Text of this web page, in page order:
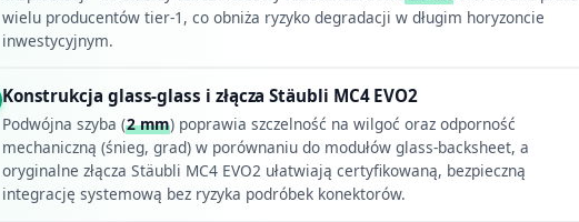
wielu producentów tier-1, co obniża ryzyko degradacji w długim horyzoncie
inwestycyjnym.
Konstrukcja glass-glass i złącza Stäubli MC4 EVO2
Podwójna szyba (2 mm) poprawia szczelność na wilgoć oraz odporność
mechaniczną (śnieg, grad) w porównaniu do modułów glass-backsheet, a
oryginalne złącza Stäubli MC4 EVO2 ułatwiają certyfikowaną, bezpieczną
integrację systemową bez ryzyka podróbek konektorów.